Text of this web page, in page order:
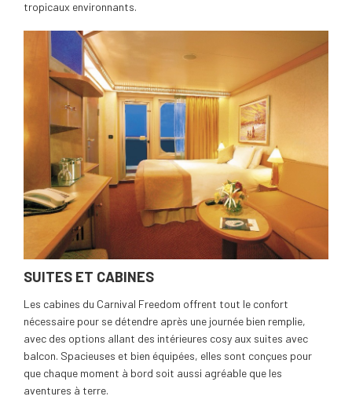
tropicaux environnants.
SUITES ET CABINES
Les cabines du Carnival Freedom offrent tout le confort
nécessaire pour se détendre après une journée bien remplie,
avec des options allant des intérieures cosy aux suites avec
balcon. Spacieuses et bien équipées, elles sont conçues pour
que chaque moment à bord soit aussi agréable que les
aventures à terre.